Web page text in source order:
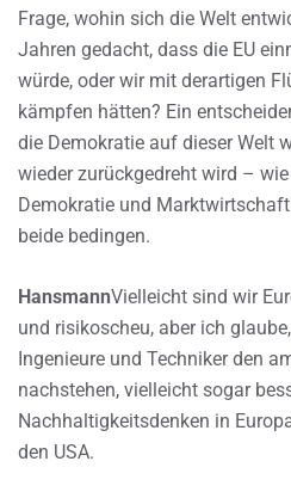
Frage, wohin sich die Welt
Jahren gedacht, dass die EU
würde, oder wir mit derartigen
kämpfen hätten? Ein
die Demokratie auf dieser Welt
wieder zurückgedreht wird –
Demokratie und
beide bedingen.
HansmannVielleicht sind wir
und risikoscheu, aber ich
Ingenieure und Techniker den
nachstehen, vielleicht sogar
Nachhaltigkeitsdenken in
den USA.